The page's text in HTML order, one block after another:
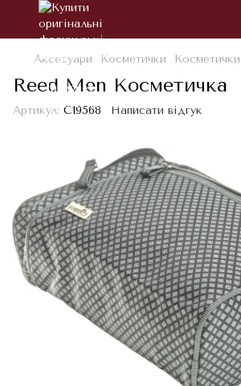
Аксесуари Косметички
Reed Men Косметичка
Артикул: С19568 Написати відгук